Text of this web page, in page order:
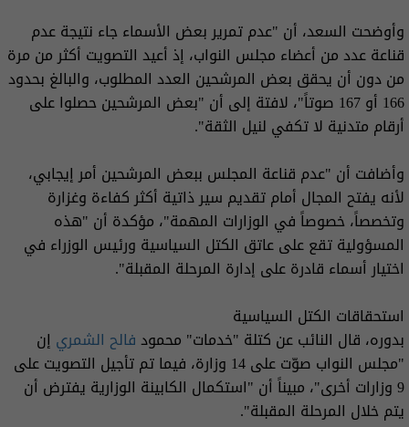
وأوضحت السعد، أن "عدم تمرير بعض الأسماء جاء نتيجة عدم
قناعة عدد من أعضاء مجلس النواب، إذ أعيد التصويت أكثر من مرة
من دون أن يحقق بعض المرشحين العدد المطلوب، والبالغ بحدود
166 أو 167 صوتاً"، لافتة إلى أن "بعض المرشحين حصلوا على
أرقام متدنية لا تكفي لنيل الثقة".
وأضافت أن "عدم قناعة المجلس ببعض المرشحين أمر إيجابي،
لأنه يفتح المجال أمام تقديم سير ذاتية أكثر كفاءة وغزارة
وتخصصاً، خصوصاً في الوزارات المهمة"، مؤكدة أن "هذه
المسؤولية تقع على عاتق الكتل السياسية ورئيس الوزراء في
اختيار أسماء قادرة على إدارة المرحلة المقبلة".
استحقاقات الكتل السياسية
بدوره، قال النائب عن كتلة "خدمات" محمودفالح الشمري إن
"مجلس النواب صوّت على 14 وزارة، فيما تم تأجيل التصويت على
9 وزارات أخرى"، مبيناً أن "استكمال الكابينة الوزارية يفترض أن
يتم خلال المرحلة المقبلة".